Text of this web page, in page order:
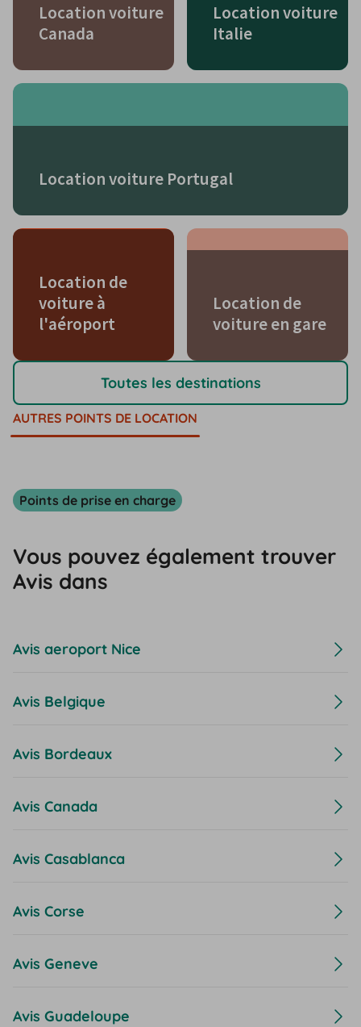
Location voiture
Canada
Location voiture
Italie
Location voiture Portugal
Location de
voiture à
l'aéroport
Location de
voiture en gare
Toutes les destinations
AUTRES POINTS DE LOCATION
Points de prise en charge
Vous pouvez également trouver
Avis dans
Avis aeroport Nice
Avis Belgique
Avis Bordeaux
Avis Canada
Avis Casablanca
Avis Corse
Avis Geneve
Avis Guadeloupe